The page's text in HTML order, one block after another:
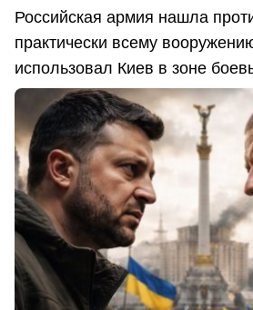
Российская армия нашла
практически всему
использовал Киев в зоне